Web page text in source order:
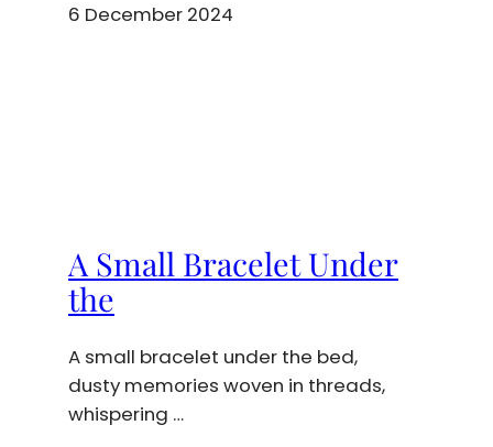
6 December 2024
A Small Bracelet Under
the
A small bracelet under the bed,
dusty memories woven in threads,
whispering …